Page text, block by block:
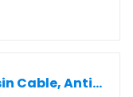
LEVOIT Aspiradora sin Cable, Anti-Enredos, Aspirador Escoba Max 50min, Aspirador sin cable 4 en 1 con Batería Extraíble, 99,9% de Filtración，Aspirador para Mascotas/Alfombras/Coche/Suelos Duros